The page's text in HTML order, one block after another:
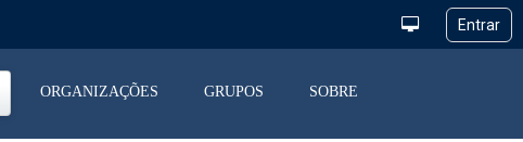
ORGANIZAÇÕES GRUPOS SOBRE